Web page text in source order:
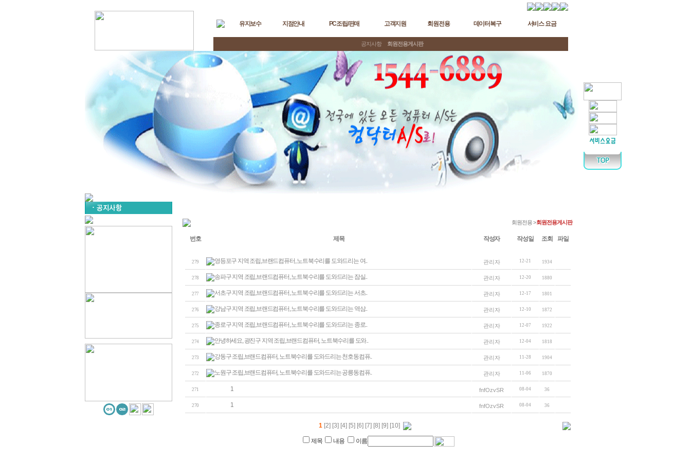
유지보수 지점안내 PC조립/판매 고객지원 회원전용 데이터복구 서비스 요금
공지사항 회원전용게시판
회원전용 >회원전용게시판
번호 제목 작성자 작성일 조회 파일
279 영등포구 지역 조립,브랜드컴퓨터, 노트북수리를 도와드리는 여.. 관리자 12-21 1934
278 송파구 지역 조립,브랜드컴퓨터, 노트북수리를 도와드리는 잠실.. 관리자 12-20 1880
277 서초구 지역 조립,브랜드컴퓨터, 노트북수리를 도와드리는 서초.. 관리자 12-17 1801
276 강남구 지역 조립,브랜드컴퓨터, 노트북수리를 도와드리는 역삼.. 관리자 12-10 1872
275 종로구 지역 조립,브랜드컴퓨터, 노트북수리를 도와드리는 종로.. 관리자 12-07 1922
274 안녕하세요, 광진구 지역 조립,브랜드컴퓨터, 노트북수리를 도와.. 관리자 12-04 1818
273 강동구 조립,브랜드컴퓨터, 노트북수리를 도와드리는 천호동컴퓨.. 관리자 11-28 1904
272 노원구 조립,브랜드컴퓨터, 노트북수리를 도와드리는 공릉동컴퓨.. 관리자 11-06 1870
271 1 fnfOzvSR 08-04 36
270 1 fnfOzvSR 08-04 36
1 [2] [3] [4] [5] [6] [7] [8] [9] [10]
제목 내용 이름